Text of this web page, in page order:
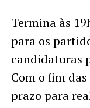
Termina às
para os
candidaturas
Com o fim
prazo para